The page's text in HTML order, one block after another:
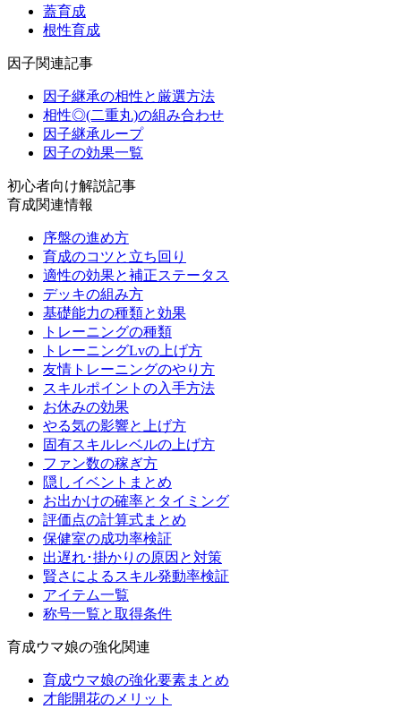
蓋育成
根性育成
因子関連記事
因子継承の相性と厳選方法
相性◎(二重丸)の組み合わせ
因子継承ループ
因子の効果一覧
初心者向け解説記事
育成関連情報
序盤の進め方
育成のコツと立ち回り
適性の効果と補正ステータス
デッキの組み方
基礎能力の種類と効果
トレーニングの種類
トレーニングLvの上げ方
友情トレーニングのやり方
スキルポイントの入手方法
お休みの効果
やる気の影響と上げ方
固有スキルレベルの上げ方
ファン数の稼ぎ方
隠しイベントまとめ
お出かけの確率とタイミング
評価点の計算式まとめ
保健室の成功率検証
出遅れ･掛かりの原因と対策
賢さによるスキル発動率検証
アイテム一覧
称号一覧と取得条件
育成ウマ娘の強化関連
育成ウマ娘の強化要素まとめ
才能開花のメリット